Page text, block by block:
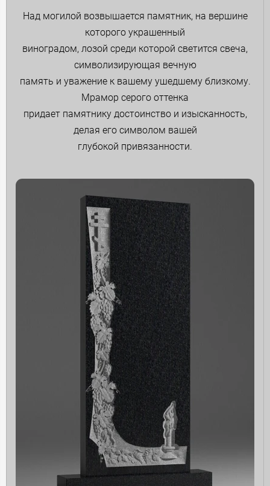
Над могилой возвышается памятник, на вершине
которого украшенный
виноградом, лозой среди которой светится свеча,
символизирующая вечную
память и уважение к вашему ушедшему близкому.
Мрамор серого оттенка
придает памятнику достоинство и изысканность,
делая его символом вашей
глубокой привязанности.